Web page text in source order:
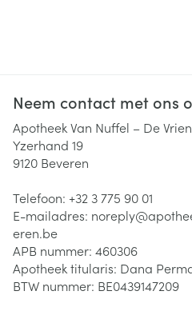
Neem contact met ons
Apotheek Van Nuffel – De
Yzerhand 19
9120 Beveren
Telefoon: +32 3 775 90 01
E-mailadres: noreply@
eren.be
APB nummer: 460306
Apotheek titularis: Dana
BTW nummer: BE0439147209